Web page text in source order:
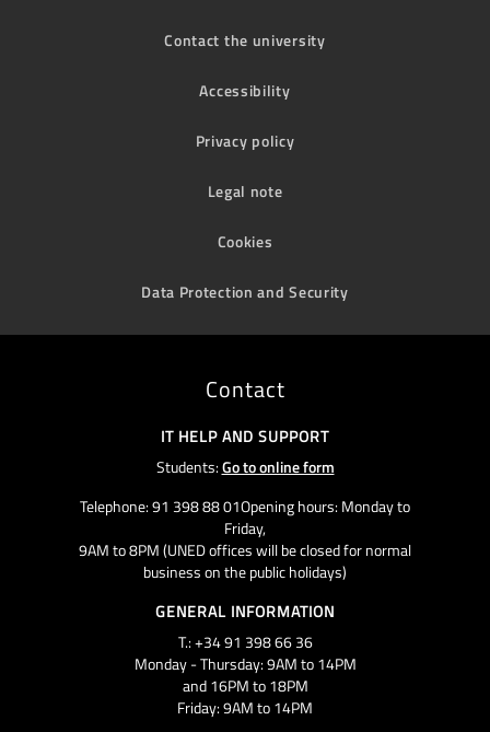
Contact the university
Accessibility
Privacy policy
Legal note
Cookies
Data Protection and Security
Contact
IT HELP AND SUPPORT
Students:Go to online form
Telephone: 91 398 88 01Opening hours: Monday to
Friday,
9AM to 8PM (UNED offices will be closed for normal
business on the public holidays)
GENERAL INFORMATION
T.: +34 91 398 66 36
Monday - Thursday: 9AM to 14PM
and 16PM to 18PM
Friday: 9AM to 14PM